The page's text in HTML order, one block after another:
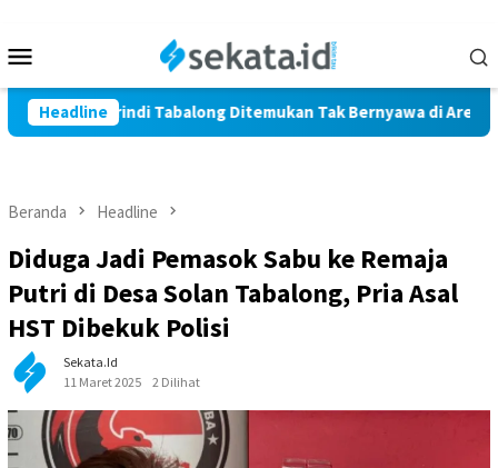
konten
Mobile
Headline
Marindi Tabalong Ditemukan Tak Bernyawa di Area
Beranda Headline
Diduga Jadi Pemasok Sabu ke Remaja
Putri di Desa Solan Tabalong, Pria Asal
HST Dibekuk Polisi
Sekata.id
11 Maret 2025
2 Dilihat